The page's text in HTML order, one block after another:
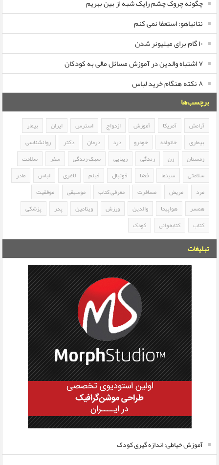
چگونه چروک چشم رایک شبه از بین ببریم
نتانیاهو: استعفا نمی کنم
۱۰ گام برای میلیونر شدن
۷ اشتباه والدین در آموزش مسائل مالی به کودکان
۸ نکته هنگام خرید لباس
برچسب‌ها
آرامش آمریکا آموزش ازدواج استرس ایران
بیمار
بیماری
خانواده خودرو درد درمان دکتر
روانشناسی
زمستان
زن زندگی زیبایی سبک زندگی سفر
سلامت
سلامتی
سینما فضا فوتبال فیلم لاغری لباس
مادر
مرد
مریض مسافرت معرفی کتاب موسیقی
موفقیت
همسر
هواپیما والدین ورزش ویتامین پدر
پزشکی
کتاب
کتابخوانی کودک
تبلیغات
آموزش خیاطی: اندازه گیری کودک